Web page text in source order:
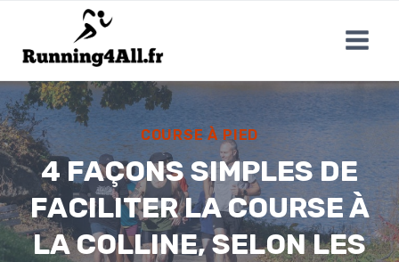
contenu
COURSE À PIED
4 FAÇONS SIMPLES DE
FACILITER LA COURSE À
LA COLLINE, SELON LES